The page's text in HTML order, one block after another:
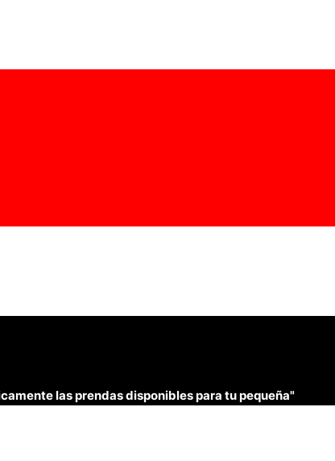
las prendas disponibles para tu pequeña"